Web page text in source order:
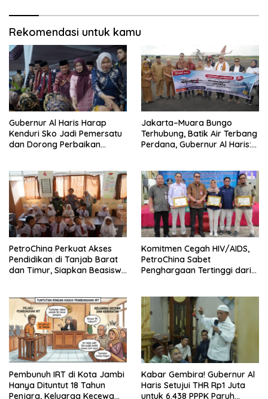
Rekomendasi untuk kamu
Gubernur Al Haris Harap
Kenduri Sko Jadi Pemersatu
dan Dorong Perbaikan
Jakarta–Muara Bungo
Terhubung, Batik Air Terbang
Perdana, Gubernur Al Haris:
PetroChina Perkuat Akses
Pendidikan di Tanjab Barat
dan Timur, Siapkan Beasiswa
Komitmen Cegah HIV/AIDS,
PetroChina Sabet
Penghargaan Tertinggi dari
Pembunuh IRT di Kota Jambi
Hanya Dituntut 18 Tahun
Penjara, Keluarga Kecewa
Kabar Gembira! Gubernur Al
Haris Setujui THR Rp1 Juta
untuk 6.438 PPPK Paruh